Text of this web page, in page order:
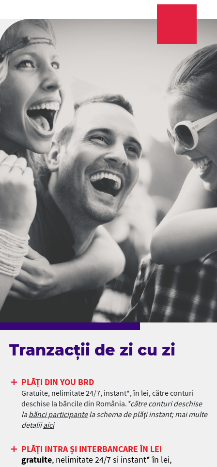
Tranzacții de zi cu zi
PLĂȚI DIN YOU BRD
Gratuite, nelimitate 24/7, instant*, în lei, către conturi
deschise la băncile din România. *către conturi deschise
labănci participantela schema de plăţi instant; mai multe
detaliiaici
PLĂȚI INTRA ȘI INTERBANCARE ÎN LEI
gratuite, nelimitate 24/7 si instant* în lei,